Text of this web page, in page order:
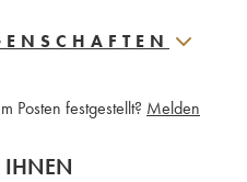
Posten festgestellt? Melden
IHNEN